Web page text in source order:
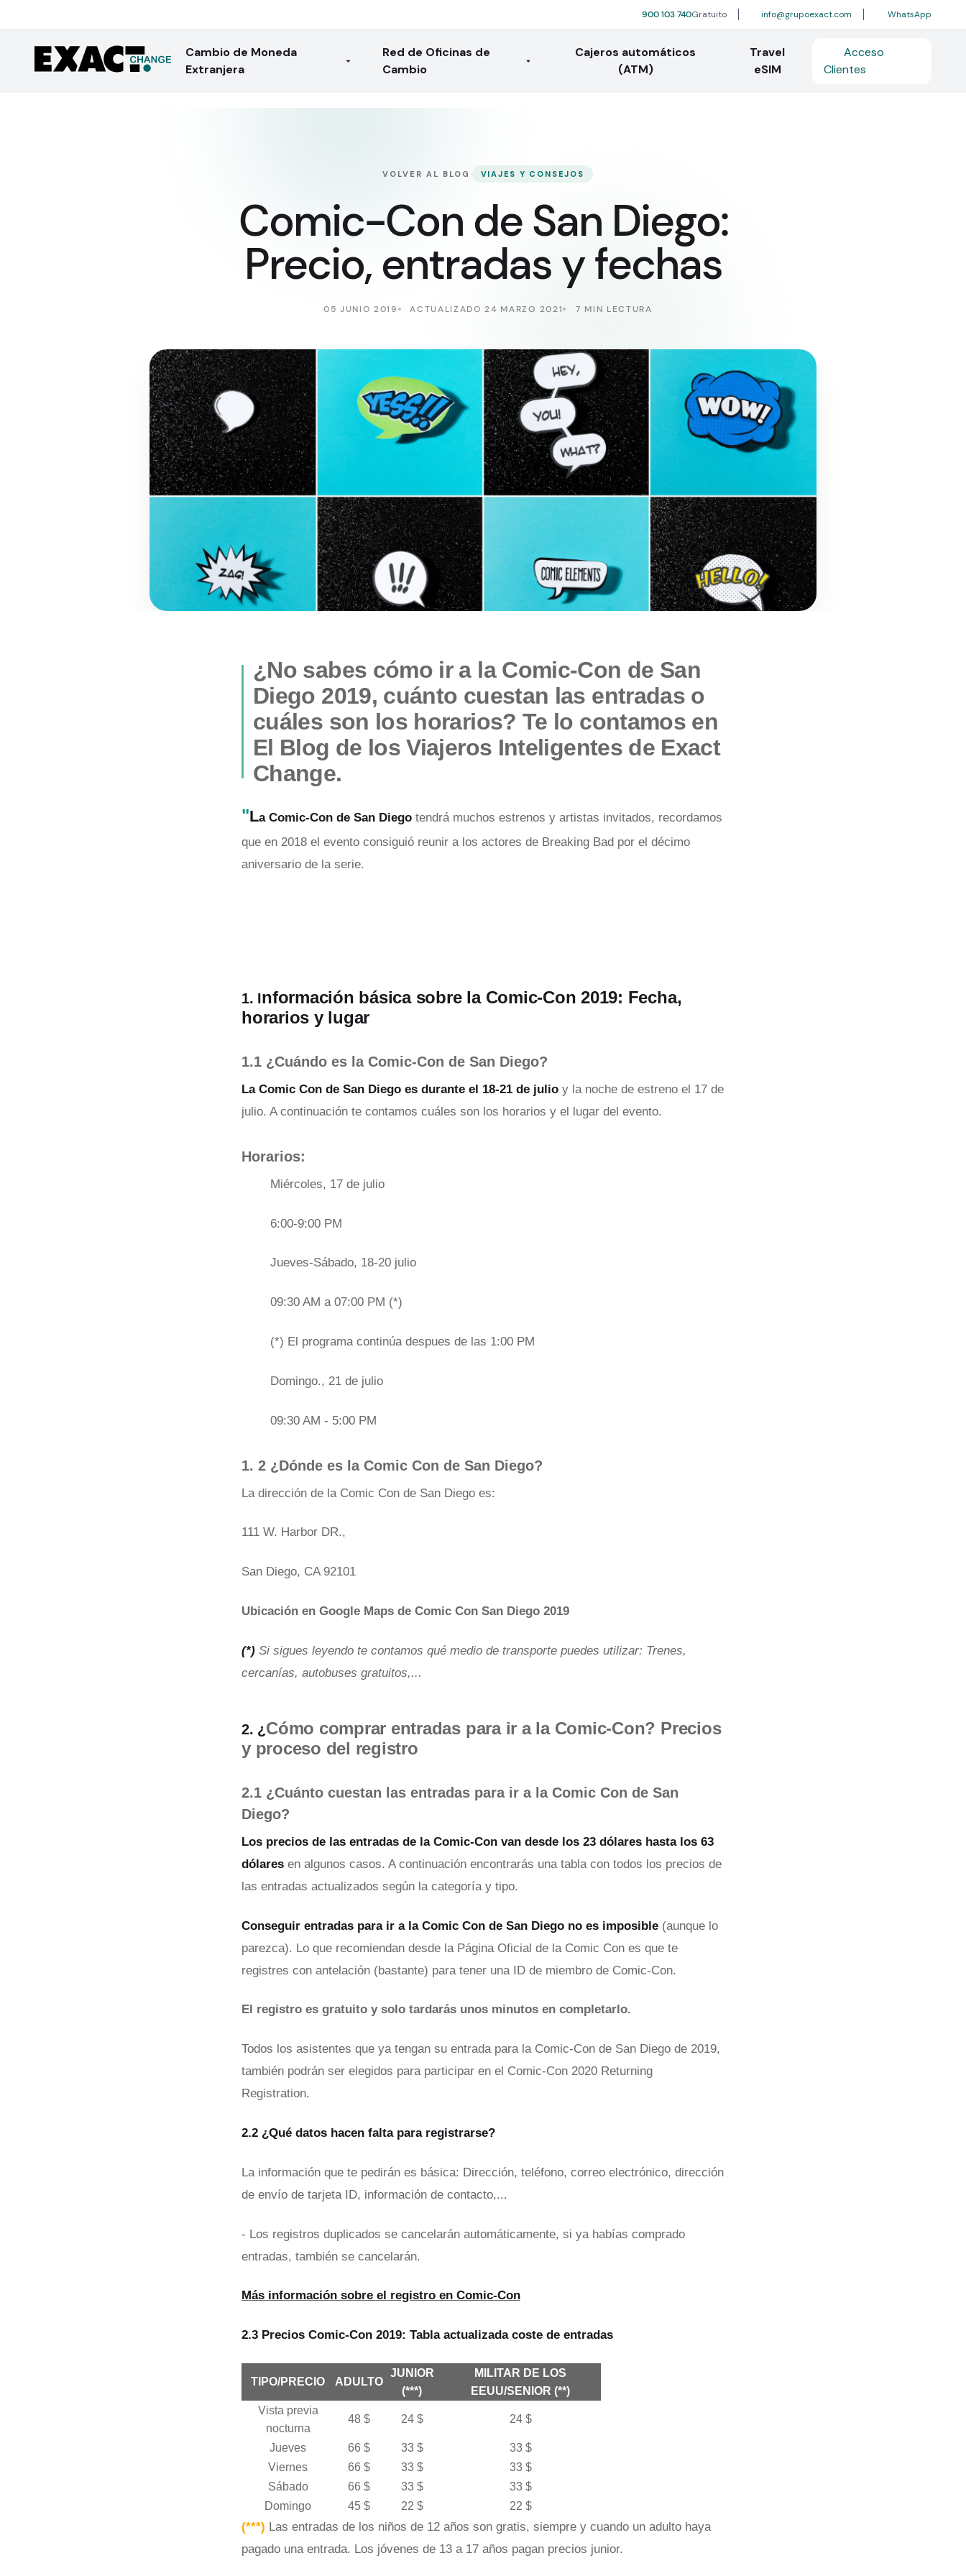
900 103 740Gratuito info@grupoexact.com WhatsApp
Cambio de Moneda
Extranjera
Red de Oficinas de
Cambio
Cajeros automáticos
(ATM)
Travel
eSIM
Acceso
Clientes
VOLVER AL BLOG · VIAJES Y CONSEJOS
Comic-Con de San Diego:
Precio, entradas y fechas
05 JUNIO 2019 ACTUALIZADO 24 MARZO 2021 7 MIN LECTURA
¿No sabes cómo ir a la Comic-Con de San
Diego 2019, cuánto cuestan las entradas o
cuáles son los horarios? Te lo contamos en
El Blog de los Viajeros Inteligentes de Exact
Change.
"La Comic-Con de San Diego tendrá muchos estrenos y artistas invitados, recordamos
que en 2018 el evento consiguió reunir a los actores de Breaking Bad por el décimo
aniversario de la serie.
1. Información básica sobre la Comic-Con 2019: Fecha,
horarios y lugar
1.1 ¿Cuándo es la Comic-Con de San Diego?
La Comic Con de San Diego es durante el 18-21 de julio y la noche de estreno el 17 de
julio. A continuación te contamos cuáles son los horarios y el lugar del evento.
Horarios:
Miércoles, 17 de julio
6:00-9:00 PM
Jueves-Sábado, 18-20 julio
09:30 AM a 07:00 PM (*)
(*) El programa continúa despues de las 1:00 PM
Domingo., 21 de julio
09:30 AM - 5:00 PM
1. 2 ¿Dónde es la Comic Con de San Diego?
La dirección de la Comic Con de San Diego es:
111 W. Harbor DR.,
San Diego, CA 92101
Ubicación en Google Maps de Comic Con San Diego 2019
(*) Si sigues leyendo te contamos qué medio de transporte puedes utilizar: Trenes,
cercanías, autobuses gratuitos,...
2. ¿ Cómo comprar entradas para ir a la Comic-Con? Precios
y proceso del registro
2.1 ¿Cuánto cuestan las entradas para ir a la Comic Con de San
Diego?
Los precios de las entradas de la Comic-Con van desde los 23 dólares hasta los 63
dólares en algunos casos. A continuación encontrarás una tabla con todos los precios de
las entradas actualizados según la categoría y tipo.
Conseguir entradas para ir a la Comic Con de San Diego no es imposible (aunque lo
parezca). Lo que recomiendan desde la Página Oficial de la Comic Con es que te
registres con antelación (bastante) para tener una ID de miembro de Comic-Con.
El registro es gratuito y solo tardarás unos minutos en completarlo.
Todos los asistentes que ya tengan su entrada para la Comic-Con de San Diego de 2019,
también podrán ser elegidos para participar en el Comic-Con 2020 Returning
Registration.
2.2 ¿Qué datos hacen falta para registrarse?
La información que te pedirán es básica: Dirección, teléfono, correo electrónico, dirección
de envío de tarjeta ID, información de contacto,...
- Los registros duplicados se cancelarán automáticamente, si ya habías comprado
entradas, también se cancelarán.
Más información sobre el registro en Comic-Con
2.3 Precios Comic-Con 2019: Tabla actualizada coste de entradas
TIPO/PRECIO ADULTO
JUNIOR
(***)
MILITAR DE LOS
EEUU/SENIOR (**)
Vista previa
nocturna
48 $ 24 $ 24 $
Jueves 66 $ 33 $
33 $
Viernes
66 $ 33 $
33 $
Sábado
66 $ 33 $
33 $
Domingo
45 $ 22 $ 22 $
(***) Las entradas de los niños de 12 años son gratis, siempre y cuando un adulto haya
pagado una entrada. Los jóvenes de 13 a 17 años pagan precios junior.